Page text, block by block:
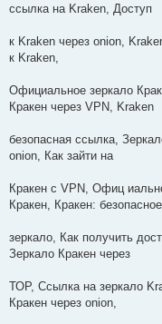
ссылка на Kraken, Доступ
к Kraken через onion,
к Kraken,
Официальное зеркало
Кракен через VPN, Kraken
безопасная ссылка,
onion, Как зайти на
Кракен с VPN, Офиц
Кракен, Кракен: безопасное
зеркало, Как получить
Зеркало Кракен через
ТОР, Ссылка на зеркало
Кракен через onion,